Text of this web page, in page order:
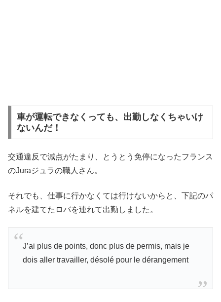
車が運転できなくっても、出勤しなくちゃいけ
ないんだ！
交通違反で減点がたまり、とうとう免停になったフランス
のJuraジュラの職人さん。
それでも、仕事に行かなくては行けないからと、下記のパ
ネルを建てたロバを連れて出勤しました。
J’ai plus de points, donc plus de permis, mais je
dois aller travailler, désolé pour le dérangement